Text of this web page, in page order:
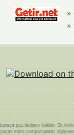
buraya yazılanların hakları Sir
yazan eden compumaster,